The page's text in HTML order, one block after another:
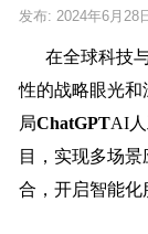
发布: 2024年6月28
在全球科技与
性的战略眼光和
局ChatGPTAI
目，实现多场
合，开启智能化